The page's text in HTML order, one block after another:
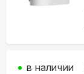
в наличии